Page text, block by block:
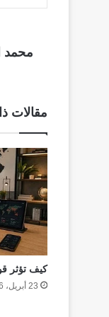
محمد
مقالات
كيف تؤثر
23 أبريل، 2026